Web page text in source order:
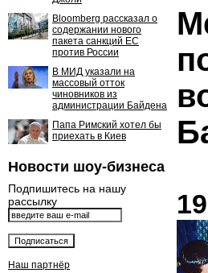
Bloomberg рассказал о
содержании нового
пакета санкций ЕС
против России
В МИД указали на
массовый отток
чиновников из
администрации Байдена
Папа Римский хотел бы
приехать в Киев
Новости шоу-бизнеса
Подпишитесь на нашу
рассылку
Наш партнёр